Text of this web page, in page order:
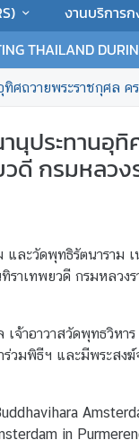
งานบริการ
THAILAND
รอบ ๗ วัน สัตตมวาร แด่ส
ระทานอุทิ
วดี กรมหลว
ะวัดพุทธิรัตนารา
าเทพยวดี กรมหลว
าอาวาสวัดพุทธวิห
มพิธีฯ และมีพระสง
in